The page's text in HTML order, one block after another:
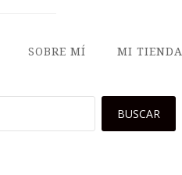
SOBRE MÍ MI TIENDA